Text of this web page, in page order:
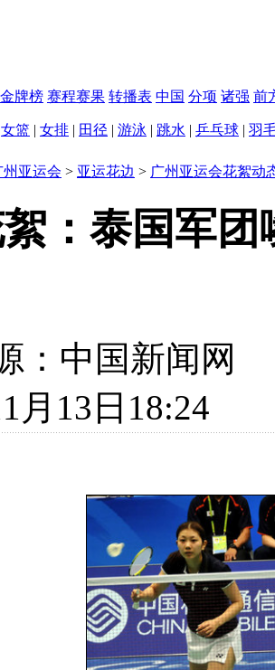
金牌榜 赛程赛果 转播表 中国 分项 诸强 前
女篮 | 女排 | 田径 | 游泳 | 跳水 | 乒乓球 | 羽
州亚运会 > 亚运花边 > 广州亚运会花絮动
：泰国军
： 中国新闻网
月13日18:24